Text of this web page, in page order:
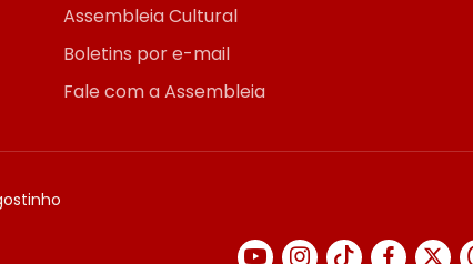
Assembleia Cultural
Boletins por e-mail
Fale com a Assembleia